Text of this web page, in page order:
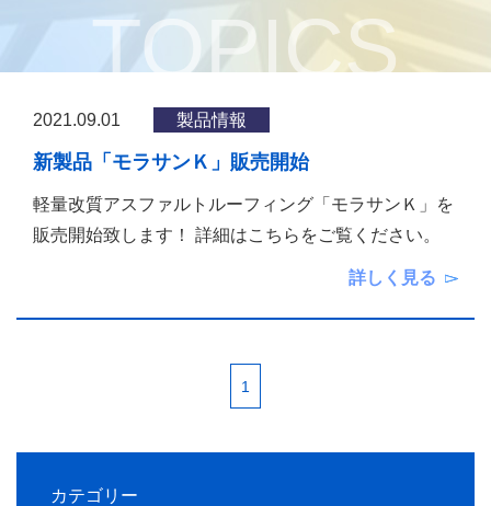
TOPICS
2021.09.01 製品情報
新製品「モラサンＫ」販売開始
軽量改質アスファルトルーフィング「モラサンＫ」を
販売開始致します！ 詳細はこちらをご覧ください。
詳しく見る
1
カテゴリー